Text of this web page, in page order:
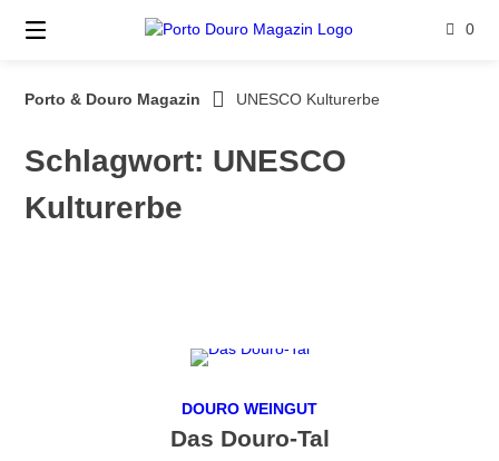
zum
0
Porto & Douro Magazin UNESCO Kulturerbe
Schlagwort: UNESCO
Kulturerbe
DOURO WEINGUT
Das Douro-Tal